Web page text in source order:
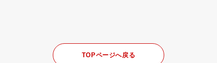
TOPページへ戻る